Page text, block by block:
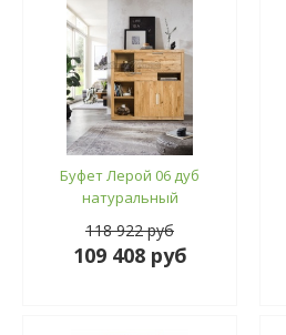
Буфет Лерой 06 дуб
натуральный
118 922 руб
109 408 руб